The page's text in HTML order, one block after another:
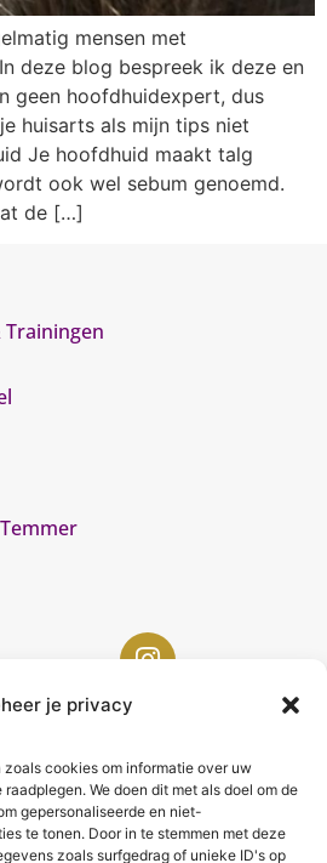
je privacy
cookies om informatie over uw
We doen dit met als doel om de
gepersonaliseerde en niet-
te tonen. Door in te stemmen met deze
zoals surfgedrag of unieke ID's op
mensen met
deze blog bespreek ik deze en
geen hoofdhuidexpert, dus
huisarts als mijn tips niet
Je hoofdhuid maakt talg
ook wel sebum genoemd.
de […]
Trainingen
Lelystad